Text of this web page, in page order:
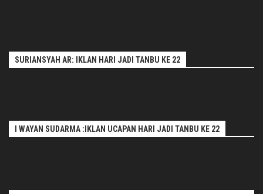
SURIANSYAH AR: IKLAN HARI JADI TANBU KE 22
I WAYAN SUDARMA :IKLAN UCAPAN HARI JADI TANBU KE 22